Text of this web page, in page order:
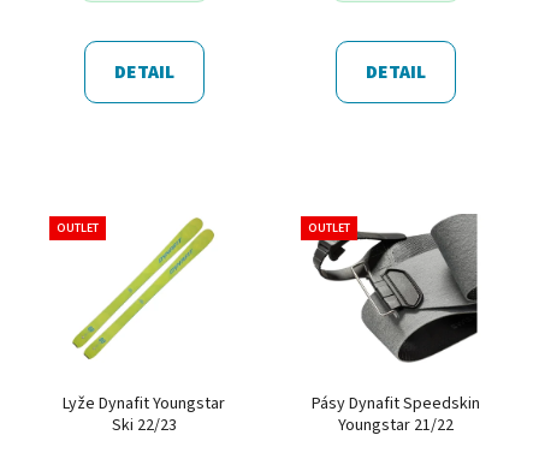
DETAIL DETAIL
OUTLET
Lyže Dynafit Youngstar
Ski 22/23
OUTLET
Pásy Dynafit Speedskin
Youngstar 21/22